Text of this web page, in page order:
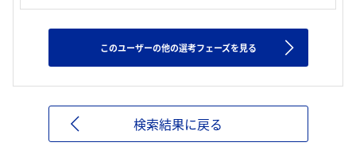
このユーザーの他の選考フェーズを見る
検索結果に戻る